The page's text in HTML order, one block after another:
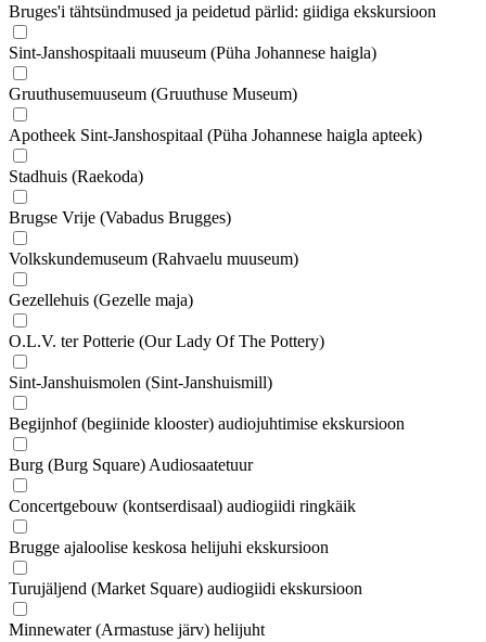
Bruges'i tähtsündmused ja peidetud pärlid: giidiga ekskursioon
Sint-Janshospitaali muuseum (Püha Johannese haigla)
Gruuthusemuuseum (Gruuthuse Museum)
Apotheek Sint-Janshospitaal (Püha Johannese haigla apteek)
Stadhuis (Raekoda)
Brugse Vrije (Vabadus Brugges)
Volkskundemuseum (Rahvaelu muuseum)
Gezellehuis (Gezelle maja)
O.L.V. ter Potterie (Our Lady Of The Pottery)
Sint-Janshuismolen (Sint-Janshuismill)
Begijnhof (begiinide klooster) audiojuhtimise ekskursioon
Burg (Burg Square) Audiosaatetuur
Concertgebouw (kontserdisaal) audiogiidi ringkäik
Brugge ajaloolise keskosa helijuhi ekskursioon
Turujäljend (Market Square) audiogiidi ekskursioon
Minnewater (Armastuse järv) helijuht